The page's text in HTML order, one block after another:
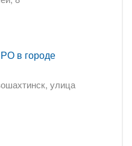
в городе
улица